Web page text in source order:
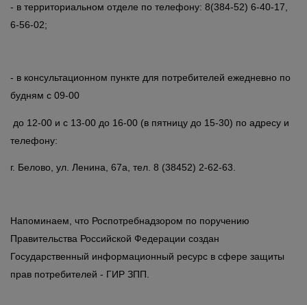
- в территориальном отделе по телефону: 8(384-52) 6-40-17,
6-56-02;
- в консультационном пункте для потребителей ежедневно по
будням с 09-00
до 12-00 и с 13-00 до 16-00 (в пятницу до 15-30) по адресу и
телефону:
г. Белово, ул. Ленина, 67а, тел. 8 (38452) 2-62-63.
Напоминаем, что Роспотребнадзором по поручению
Правительства Российской Федерации создан
Государственный информационный ресурс в сфере защиты
прав потребителей - ГИР ЗПП.